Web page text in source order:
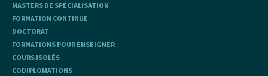
MASTERS DE SPÉCIALISATION
FORMATION CONTINUE
DOCTORAT
FORMATIONS POUR ENSEIGNER
COURS ISOLÉS
CODIPLOMATIONS